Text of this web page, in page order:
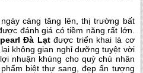
càng tăng lên, thị trường bất
đánh giá có tiềm năng rất lớn.
Đà Lạtđược triển khai là cơ
không gian nghỉ dưỡng tuyệt vời
nhuận khủng cho quý chủ nhân
biệt thự sang, đẹp ấn tượng